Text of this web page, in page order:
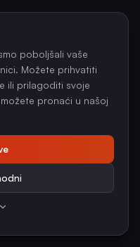
poboljšali vaše
Možete prihvatiti
ili prilagoditi svoje
pronaći u našoj